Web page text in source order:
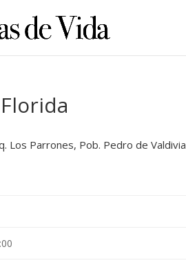
Los Parrones, Pob. Pedro de Valdivia